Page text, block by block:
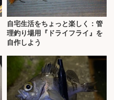
自宅生活をちょっと楽しく：管
理釣り場用『ドライフライ』を
自作しよう